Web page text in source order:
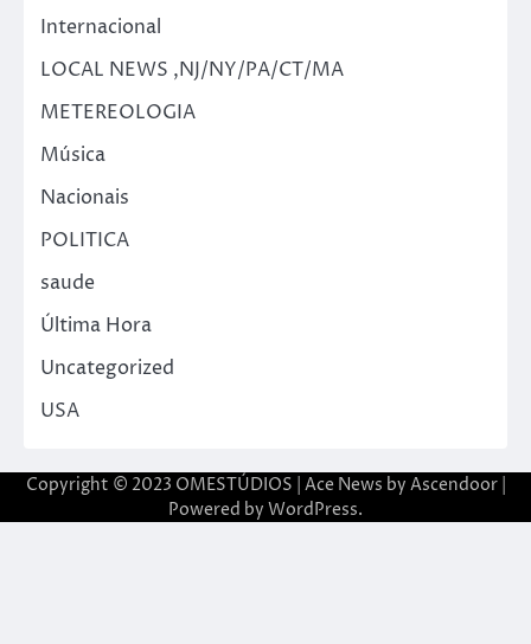
Internacional
LOCAL NEWS ,NJ/NY/PA/CT/MA
METEREOLOGIA
Música
Nacionais
POLITICA
saude
Última Hora
Uncategorized
USA
Copyright © 2023 OMESTÚDIOS | Ace News by Ascendoor|
Powered by WordPress.